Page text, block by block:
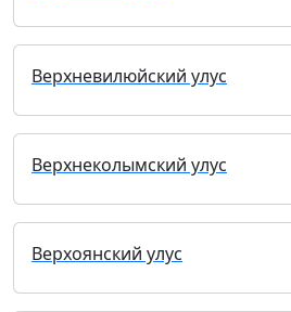
Верхневилюйский улус
Верхнеколымский улус
Верхоянский улус